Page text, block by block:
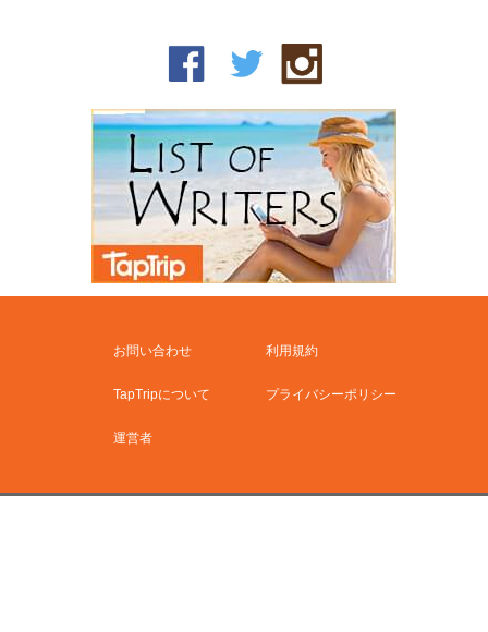
お問い合わせ 利用規約
TapTripについて プライバシーポリシー
運営者